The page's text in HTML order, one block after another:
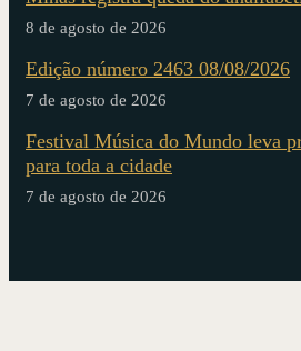
8 de agosto de 2026
Edição número 2463 08/08/2026
7 de agosto de 2026
Festival Música do Mundo leva
para toda a cidade
7 de agosto de 2026